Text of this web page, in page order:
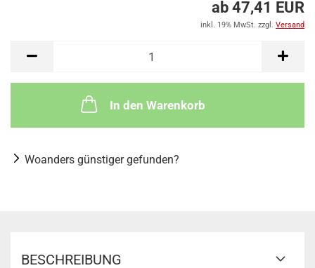
ab 47,41 EUR
inkl. 19% MwSt. zzgl. Versand
In den Warenkorb
Woanders günstiger gefunden?
BESCHREIBUNG